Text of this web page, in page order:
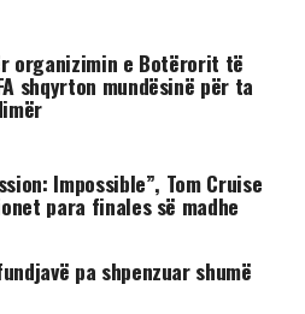
organizimin e Botërorit të
shqyrton mundësinë për ta
Impossible”, Tom Cruise
para finales së madhe
pa shpenzuar shumë